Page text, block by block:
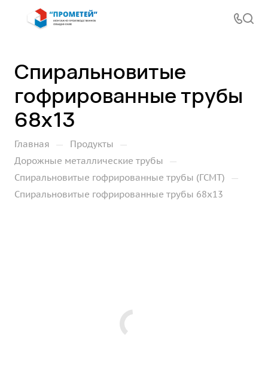
Спиральновитые
гофрированные трубы
68х13
Главная — Продукты —
Дорожные металлические трубы —
Спиральновитые гофрированные трубы (ГСМТ) —
Спиральновитые гофрированные трубы 68х13